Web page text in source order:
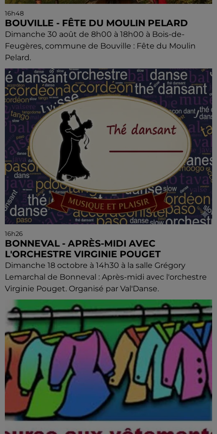
16h48
BOUVILLE - FÊTE DU MOULIN PELARD
Dimanche 30 août de 8h00 à 18h00 à Bois-de-
Feugères, commune de Bouville : Fête du Moulin
Pelard.
16h26
BONNEVAL - APRÈS-MIDI AVEC
L'ORCHESTRE VIRGINIE POUGET
Dimanche 18 octobre à 14h30 à la salle Grégory
Lemarchal de Bonneval : Après-midi avec l'orchestre
Virginie Pouget. Organisé par Val'Danse.